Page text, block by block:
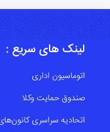
لینک های سریع :
اتوماسیون اداری
صندوق حمایت وکلا
اتحادیه سراسری